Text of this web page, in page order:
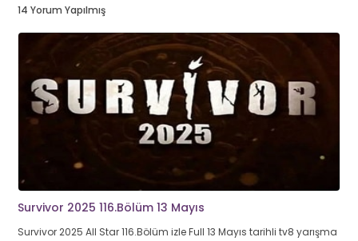
14 Yorum Yapılmış
Survivor 2025 116.Bölüm 13 Mayıs
Survivor 2025 All Star 116.Bölüm izle Full 13 Mayıs tarihli tv8 yarışma